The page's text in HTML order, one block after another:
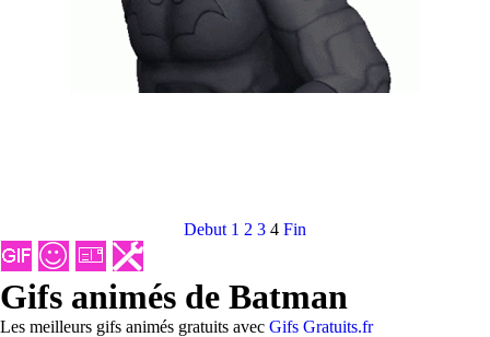
Debut 1 2 3 4 Fin
Gifs animés de Batman
Les meilleurs gifs animés gratuits avec Gifs Gratuits.fr